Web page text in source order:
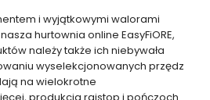
i wyjątkowymi walorami
hurtownia online EasyFiORE,
należy także ich niebywała
wyselekcjonowanych przędz
na wielokrotne